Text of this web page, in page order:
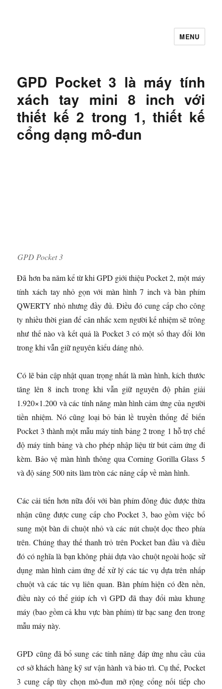
MENU
GPD Pocket 3 là máy tính
xách tay mini 8 inch với
thiết kế 2 trong 1, thiết kế
cổng dạng mô-đun
GPD Pocket 3
Đã hơn ba năm kể từ khi GPD giới thiệu Pocket 2, một máy
tính xách tay nhỏ gọn với màn hình 7 inch và bàn phím
QWERTY nhỏ nhưng đầy đủ. Điều đó cung cấp cho công
ty nhiều thời gian để cân nhắc xem người kế nhiệm sẽ trông
như thế nào và kết quả là Pocket 3 có một số thay đổi lớn
trong khi vẫn giữ nguyên kiểu dáng nhỏ.
Có lẽ bản cập nhật quan trọng nhất là màn hình, kích thước
tăng lên 8 inch trong khi vẫn giữ nguyên độ phân giải
1.920×1.200 và các tính năng màn hình cảm ứng của người
tiền nhiệm. Nó cũng loại bỏ bản lề truyền thống để biến
Pocket 3 thành một mẫu máy tính bảng 2 trong 1 hỗ trợ chế
độ máy tính bảng và cho phép nhập liệu từ bút cảm ứng đi
kèm. Bảo vệ màn hình thông qua Corning Gorilla Glass 5
và độ sáng 500 nits làm tròn các nâng cấp về màn hình.
Các cải tiến hơn nữa đối với bàn phím đông đúc được thừa
nhận cũng được cung cấp cho Pocket 3, bao gồm việc bổ
sung một bàn di chuột nhỏ và các nút chuột dọc theo phía
trên. Chúng thay thế thanh trỏ trên Pocket ban đầu và điều
đó có nghĩa là bạn không phải dựa vào chuột ngoài hoặc sử
dụng màn hình cảm ứng để xử lý các tác vụ dựa trên nhấp
chuột và các tác vụ liên quan. Bàn phím hiện có đèn nền,
điều này có thể giúp ích vì GPD đã thay đổi màu khung
máy (bao gồm cả khu vực bàn phím) từ bạc sang đen trong
mẫu máy này.
GPD cũng đã bổ sung các tính năng đáp ứng nhu cầu của
cơ sở khách hàng kỹ sư vận hành và bảo trì. Cụ thể, Pocket
3 cung cấp tùy chọn mô-đun mở rộng cổng nối tiếp cho